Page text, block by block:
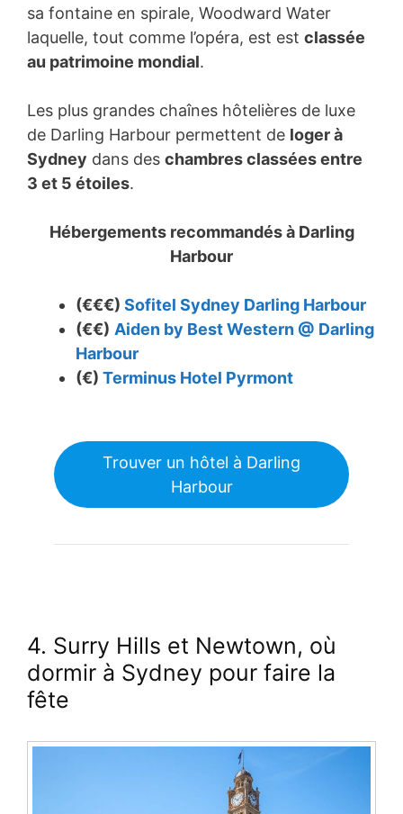
sa fontaine en spirale, Woodward Water
laquelle, tout comme l’opéra, est est classée
au patrimoine mondial.
Les plus grandes chaînes hôtelières de luxe
de Darling Harbour permettent de loger à
Sydney dans des chambres classées entre
3 et 5 étoiles.
Hébergements recommandés àDarling
Harbour
(€€€) Sofitel Sydney Darling Harbour
(€€) Aiden by Best Western @ Darling
Harbour
(€) Terminus Hotel Pyrmont
Trouver un hôtel à Darling
Harbour
4. Surry Hills et Newtown, où
dormir à Sydney pour faire la
fête